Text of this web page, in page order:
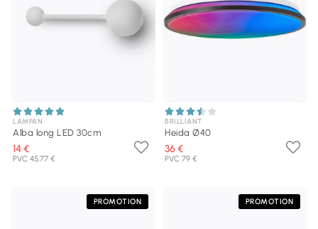
LAMPAN
Alba long LED 30cm
14 €
PVC 45,77 €
BRILLIANT
Heida Ø40
36 €
PVC 79 €
PROMOTION PROMOTION